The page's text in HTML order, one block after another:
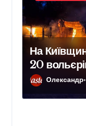
На
20
тварин
Олександр